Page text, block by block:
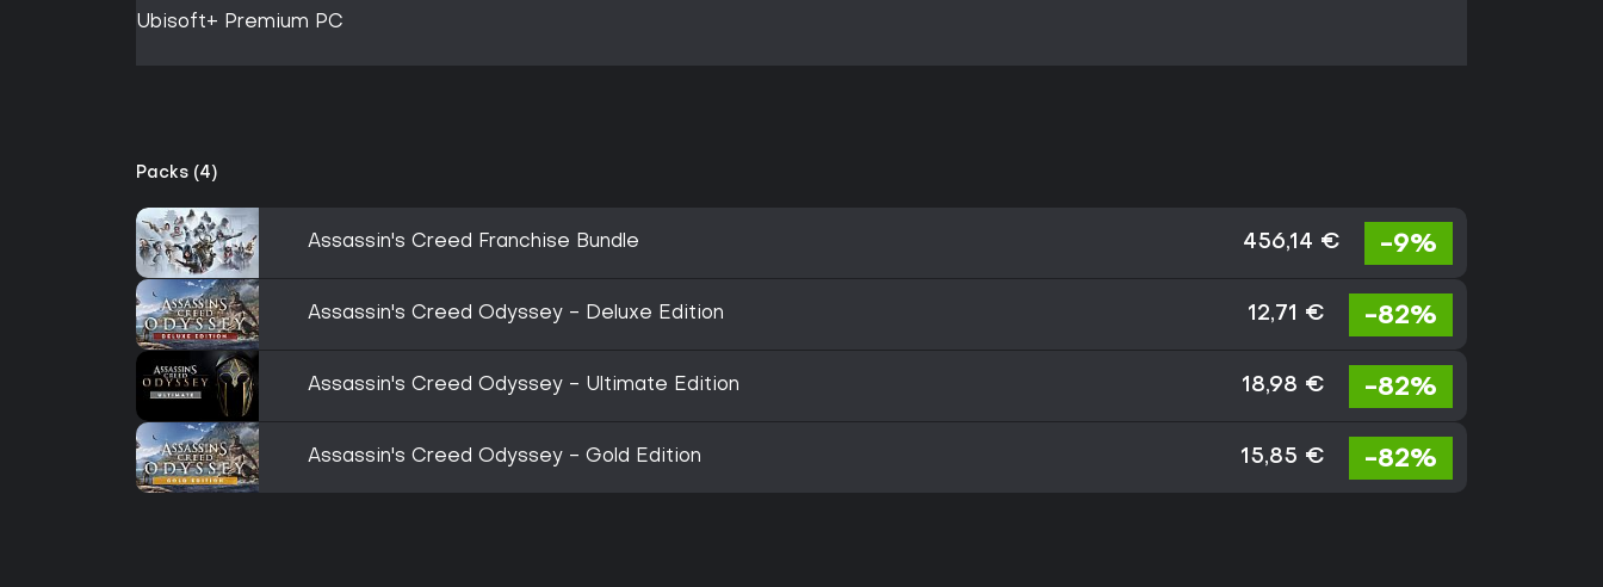
Ubisoft+ Premium PC
Packs (4)
Assassin's Creed Franchise Bundle 456,14 € -9%
Assassin's Creed Odyssey - Deluxe Edition 12,71 € -82%
Assassin's Creed Odyssey - Ultimate Edition 18,98 € -82%
Assassin's Creed Odyssey - Gold Edition 15,85 € -82%